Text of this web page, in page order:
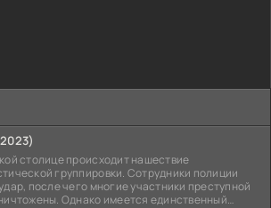
столице происходит нашествие
группировки. Сотрудники полиции
после чего многие участники преступной
Однако имеется единственный